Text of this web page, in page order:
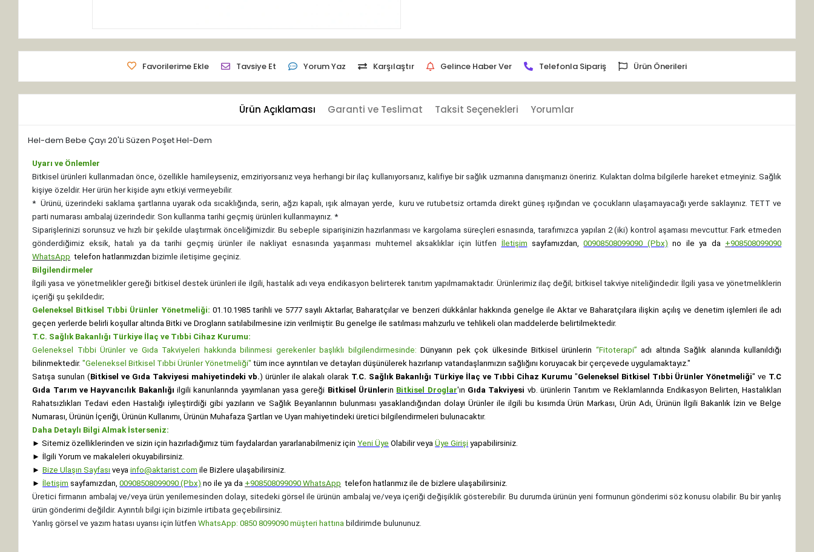
Favorilerime Ekle Tavsiye Et Yorum Yaz Karşılaştır Gelince Haber Ver Telefonla Sipariş Ürün Önerileri
Ürün Açıklaması Garanti ve Teslimat Taksit Seçenekleri Yorumlar
Hel-dem Bebe Çayı 20'Li Süzen Poşet Hel-Dem
Uyarı ve Önlemler
Bitkisel ürünleri kullanmadan önce, özellikle hamileyseniz, emziriyorsanız veya herhangi bir ilaç kullanıyorsanız, kalifiye bir sağlık uzmanına danışmanızı öneririz. Kulaktan dolma bilgilerle hareket etmeyiniz. Sağlık
kişiye özeldir. Her ürün her kişide aynı etkiyi vermeyebilir.
* Ürünü, üzerindeki saklama şartlarına uyarak oda sıcaklığında, serin, ağzı kapalı, ışık almayan yerde, kuru ve rutubetsiz ortamda direkt güneş ışığından ve çocukların ulaşamayacağı yerde saklayınız. TETT ve
parti numarası ambalaj üzerindedir. Son kullanma tarihi geçmiş ürünleri kullanmayınız. *
Siparişlerinizi sorunsuz ve hızlı bir şekilde ulaştırmak önceliğimizdir. Bu sebeple siparişinizin hazırlanması ve kargolama süreçleri esnasında, tarafımızca yapılan 2 (iki) kontrol aşaması mevcuttur. Fark etmeden
gönderdiğimiz eksik, hatalı ya da tarihi geçmiş ürünler ile nakliyat esnasında yaşanması muhtemel aksaklıklar için lütfen İletişim sayfamızdan,00908508099090 (Pbx) no ile ya da +908508099090
WhatsApp telefon hatlarımızdan bizimle iletişime geçiniz.
Bilgilendirmeler
İlgili yasa ve yönetmelikler gereği bitkisel destek ürünleri ile ilgili, hastalık adı veya endikasyon belirterek tanıtım yapılmamaktadır. Ürünlerimiz ilaç değil; bitkisel takviye niteliğindedir. İlgili yasa ve yönetmeliklerin
içeriği şu şekildedir;
Geleneksel Bitkisel Tıbbi Ürünler Yönetmeliği: 01.10.1985 tarihli ve 5777 sayılı Aktarlar, Baharatçılar ve benzeri dükkânlar hakkında genelge ile Aktar ve Baharatçılara ilişkin açılış ve denetim işlemleri ile adı
geçen yerlerde belirli koşullar altında Bitki ve Drogların satılabilmesine izin verilmiştir. Bu genelge ile satılması mahzurlu ve tehlikeli olan maddelerde belirtilmektedir.
T.C. Sağlık Bakanlığı Türkiye İlaç ve Tıbbi Cihaz Kurumu:
Geleneksel Tıbbi Ürünler ve Gıda Takviyeleri hakkında bilinmesi gerekenler başlıklı bilgilendirmesinde: Dünyanın pek çok ülkesinde Bitkisel ürünlerin “Fitoterapi” adı altında Sağlık alanında kullanıldığı
bilinmektedir."Geleneksel Bitkisel Tıbbi Ürünler Yönetmeliği" tüm ince ayrıntıları ve detayları düşünülerek hazırlanıp vatandaşlarımızın sağlığını koruyacak bir çerçevede uygulamaktayız."
Satışa sunulan (Bitkisel ve Gıda Takviyesi mahiyetindeki vb.) ürünler ile alakalı olarak T.C. Sağlık Bakanlığı Türkiye İlaç ve Tıbbi Cihaz Kurumu "Geleneksel Bitkisel Tıbbi Ürünler Yönetmeliği" ve T.C
Gıda Tarım ve Hayvancılık Bakanlığı ilgili kanunlarında yayımlanan yasa gereği Bitkisel Ürünlerin Bitkisel Droglar'ın Gıda Takviyesi vb. ürünlerin Tanıtım ve Reklamlarında Endikasyon Belirten, Hastalıkları
Rahatsızlıkları Tedavi eden Hastalığı iyileştirdiği gibi yazıların ve Sağlık Beyanlarının bulunması yasaklandığından dolayı Ürünler ile ilgili bu kısımda Ürün Markası, Ürün Adı, Ürünün İlgili Bakanlık İzin ve Belge
Numarası, Ürünün İçeriği, Ürünün Kullanımı, Ürünün Muhafaza Şartları ve Uyarı mahiyetindeki üretici bilgilendirmeleri bulunacaktır.
Daha Detaylı Bilgi Almak İsterseniz:
► Sitemiz özelliklerinden ve sizin için hazırladığımız tüm faydalardan yararlanabilmeniz içinYeni Üye Olabilir veyaÜye Girişi yapabilirsiniz.
► İlgili Yorum ve makaleleri okuyabilirsiniz.
► Bize Ulaşın Sayfası veya info@aktarist.com ile Bizlere ulaşabilirsiniz.
► İletişim sayfamızdan,00908508099090 (Pbx) no ile ya da +908508099090 WhatsApp telefon hatlarımız ile de bizlere ulaşabilirsiniz.
Üretici firmanın ambalaj ve/veya ürün yenilemesinden dolayı, sitedeki görsel ile ürünün ambalaj ve/veya içeriği değişiklik gösterebilir. Bu durumda ürünün yeni formunun gönderimi söz konusu olabilir. Bu bir yanlış
ürün gönderimi değildir. Ayrıntılı bilgi için bizimle irtibata geçebilirsiniz.
Yanlış görsel ve yazım hatası uyarısı için lütfenWhatsApp: 0850 8099090 müşteri hattına bildirimde bulununuz.